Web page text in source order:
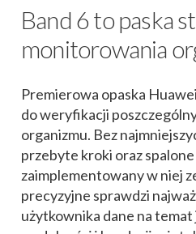
Band 6 to paska
monitorowania
Premierowa opaska
do weryfikacji
organizmu. Bez
przebyte kroki oraz
zaimplementowany w niej
precyzyjne sprawdzi
użytkownika dane na